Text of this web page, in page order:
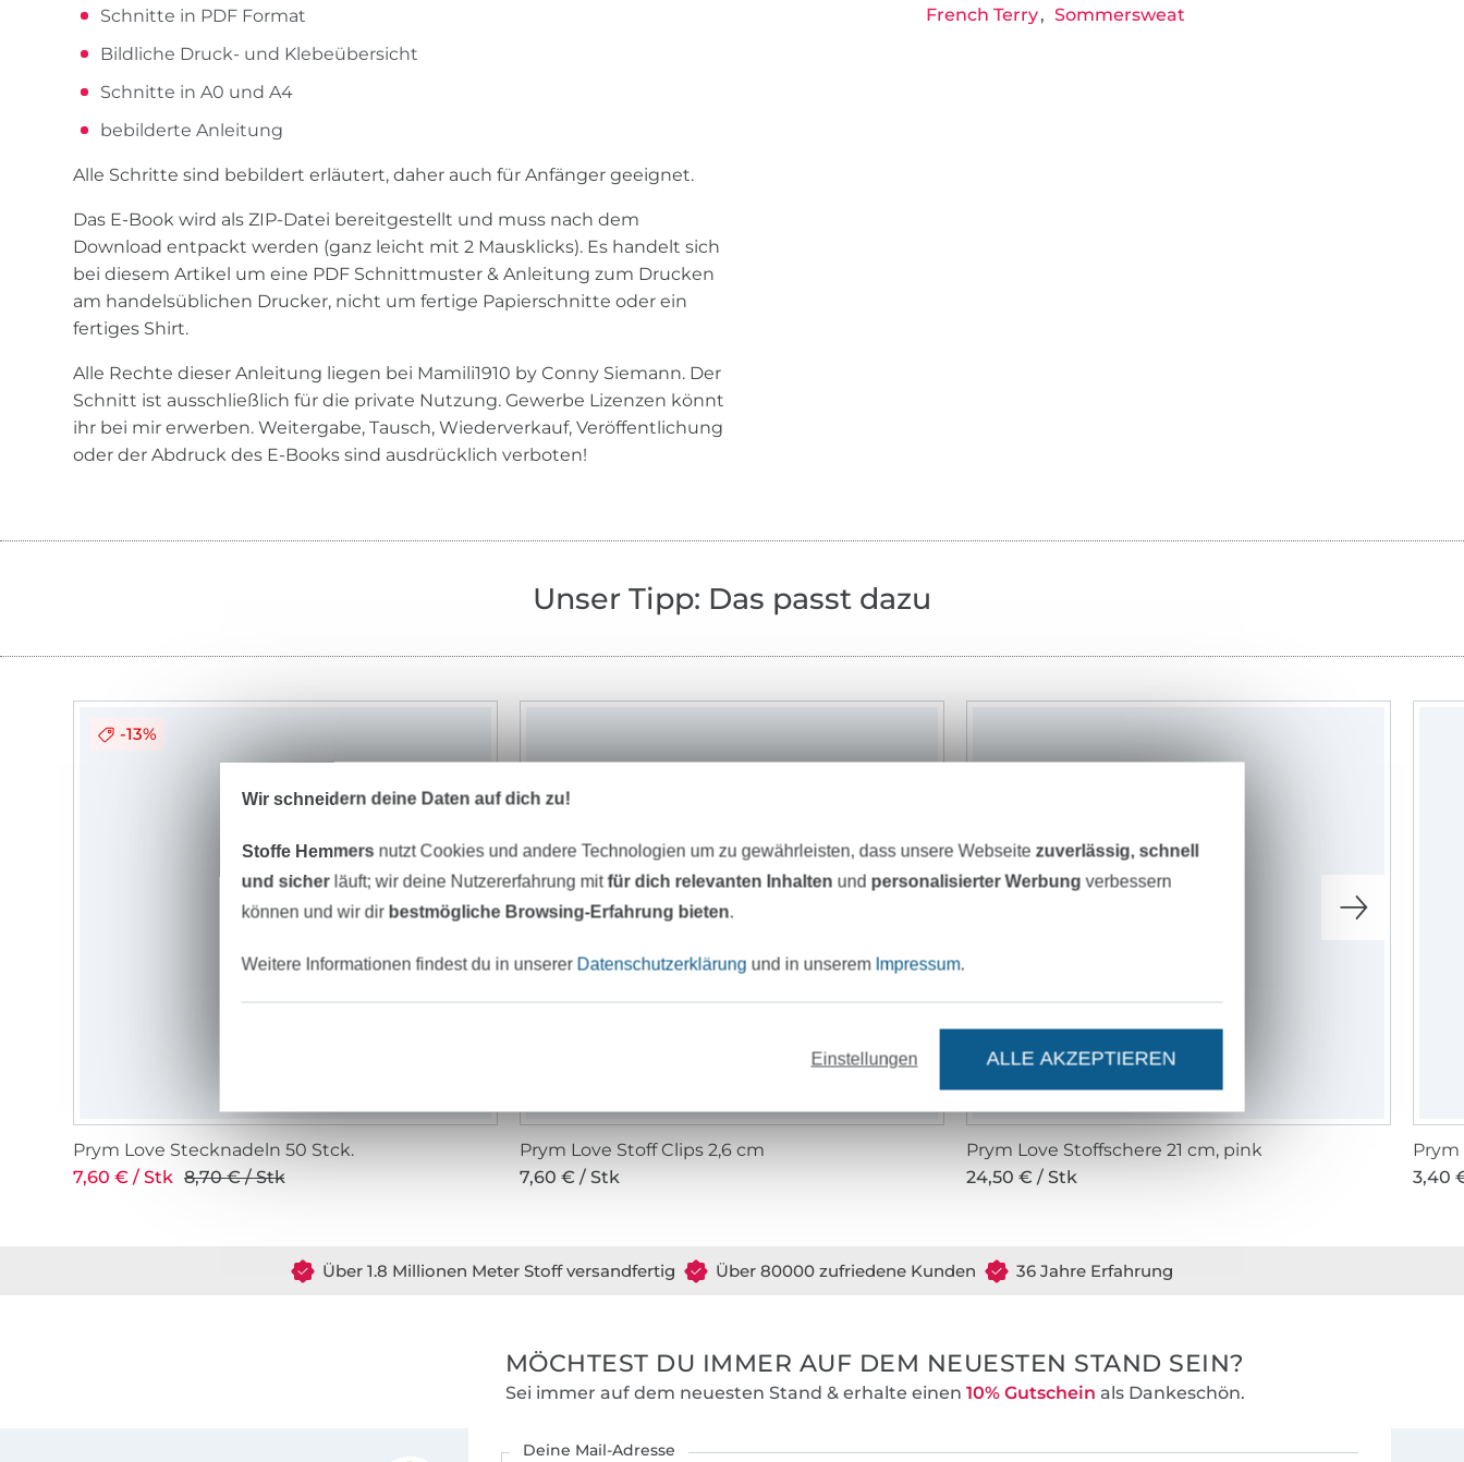
Schnitte in PDF Format
Bildliche Druck- und Klebeübersicht
Schnitte in A0 und A4
bebilderte Anleitung
Alle Schritte sind bebildert erläutert, daher auch für Anfänger geeignet.
Das E-Book wird als ZIP-Datei bereitgestellt und muss nach dem
Download entpackt werden (ganz leicht mit 2 Mausklicks). Es handelt sich
bei diesem Artikel um eine PDF Schnittmuster & Anleitung zum Drucken
am handelsüblichen Drucker, nicht um fertige Papierschnitte oder ein
fertiges Shirt.
Alle Rechte dieser Anleitung liegen bei Mamili1910 by Conny Siemann. Der
Schnitt ist ausschließlich für die private Nutzung. Gewerbe Lizenzen könnt
ihr bei mir erwerben. Weitergabe, Tausch, Wiederverkauf, Veröffentlichung
oder der Abdruck des E-Books sind ausdrücklich verboten!
French Terry
Sommersweat
Unser Tipp: Das passt dazu
-13%
Prym Love Stecknadeln 50 Stck.
7,60 € / Stk 8,70 € / Stk
Prym Love Stoff Clips 2,6 cm
7,60 € / Stk
Prym Love Stoffschere 21 cm, pink
24,50 € / Stk
Prym
3,40
Über 1.8 Millionen Meter Stoff versandfertig Über 80000 zufriedene Kunden 36 Jahre Erfahrung
MÖCHTEST DU IMMER AUF DEM NEUESTEN STAND SEIN?
Sei immer auf dem neuesten Stand & erhalte einen 10% Gutschein als Dankeschön.
Deine Mail-Adresse
Wir schneidern deine Daten auf dich zu!
Stoffe Hemmers nutzt Cookies und andere Technologien um zu gewährleisten, dass unsere Webseite zuverlässig, schnell
und sicherläuft; wir deine Nutzererfahrung mitfür dich relevanten Inhalten und personalisierter Werbung verbessern
können und wir dir bestmögliche Browsing-Erfahrung bieten.
Weitere Informationen findest du in unserer Datenschutzerklärung und in unserem Impressum.
Einstellungen ALLE AKZEPTIEREN